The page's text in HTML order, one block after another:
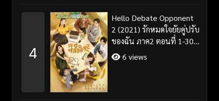
4
Hello Debate Opponent
2 (2021) รักหมดใจยัยคู่ปรับ
ของฉัน ภาค2 ตอนที่ 1-30
จบ ซับไทย
6 views